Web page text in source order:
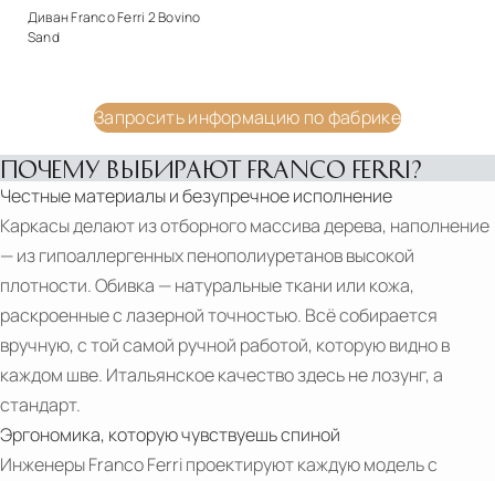
Диван Franco Ferri 2 Bovino
Sand
Материалы
Натуральная кожа
Подробнее
Запросить цену
PDF
FrancoFerri
CHRISTMAS
AND
HAPPY
Запросить информацию по фабрике
ПОЧЕМУ ВЫБИРАЮТ FRANCO FERRI?
Честные материалы и безупречное исполнение
Каркасы делают из отборного массива дерева, наполнение
— из гипоаллергенных пенополиуретанов высокой
плотности. Обивка — натуральные ткани или кожа,
раскроенные с лазерной точностью. Всё собирается
вручную, с той самой ручной работой, которую видно в
каждом шве. Итальянское качество здесь не лозунг, а
стандарт.
Эргономика, которую чувствуешь спиной
Инженеры Franco Ferri проектируют каждую модель с